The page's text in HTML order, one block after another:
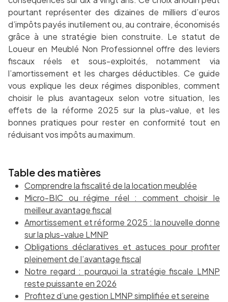
pourtant représenter des dizaines de milliers d’euros
d’impôts payés inutilement ou, au contraire, économisés
grâce à une stratégie bien construite. Le statut de
Loueur en Meublé Non Professionnel offre des leviers
fiscaux réels et sous-exploités, notamment via
l’amortissement et les charges déductibles. Ce guide
vous explique les deux régimes disponibles, comment
choisir le plus avantageux selon votre situation, les
effets de la réforme 2025 sur la plus-value, et les
bonnes pratiques pour rester en conformité tout en
réduisant vos impôts au maximum.
Table des matières
Comprendre la fiscalité de la location meublée
Micro-BIC ou régime réel : comment choisir le
meilleur avantage fiscal
Amortissement et réforme 2025 : la nouvelle donne
sur la plus-value LMNP
Obligations déclaratives et astuces pour profiter
pleinement de l’avantage fiscal
Notre regard : pourquoi la stratégie fiscale LMNP
reste puissante en 2026
Profitez d’une gestion LMNP simplifiée et sereine